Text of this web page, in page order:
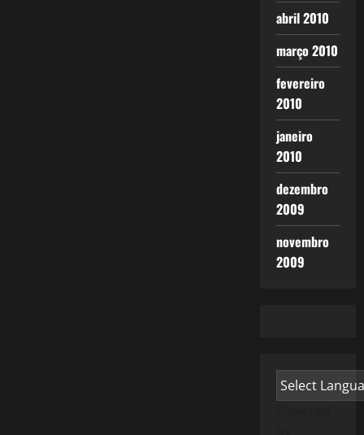
abril 2010
março 2010
fevereiro
2010
janeiro
2010
dezembro
2009
novembro
2009